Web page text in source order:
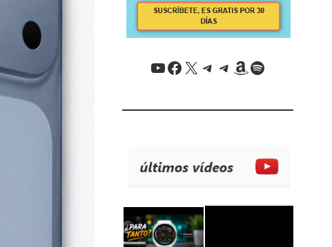
YouTube
Facebook
X / Twitter
Telegram
Telegram
Amazon
Spotify